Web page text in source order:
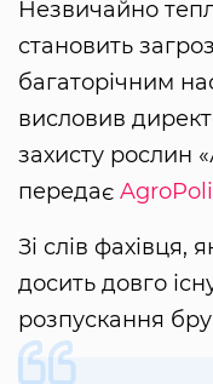
Незвичайно
становить
багаторічним
висловив
захисту рослин
передає
Зі слів фахівця,
досить довго
розпускання